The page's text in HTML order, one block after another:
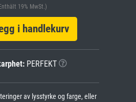
19% MwSt.)
i handlekurv
PERFEKT
av lysstyrke og farge, eller